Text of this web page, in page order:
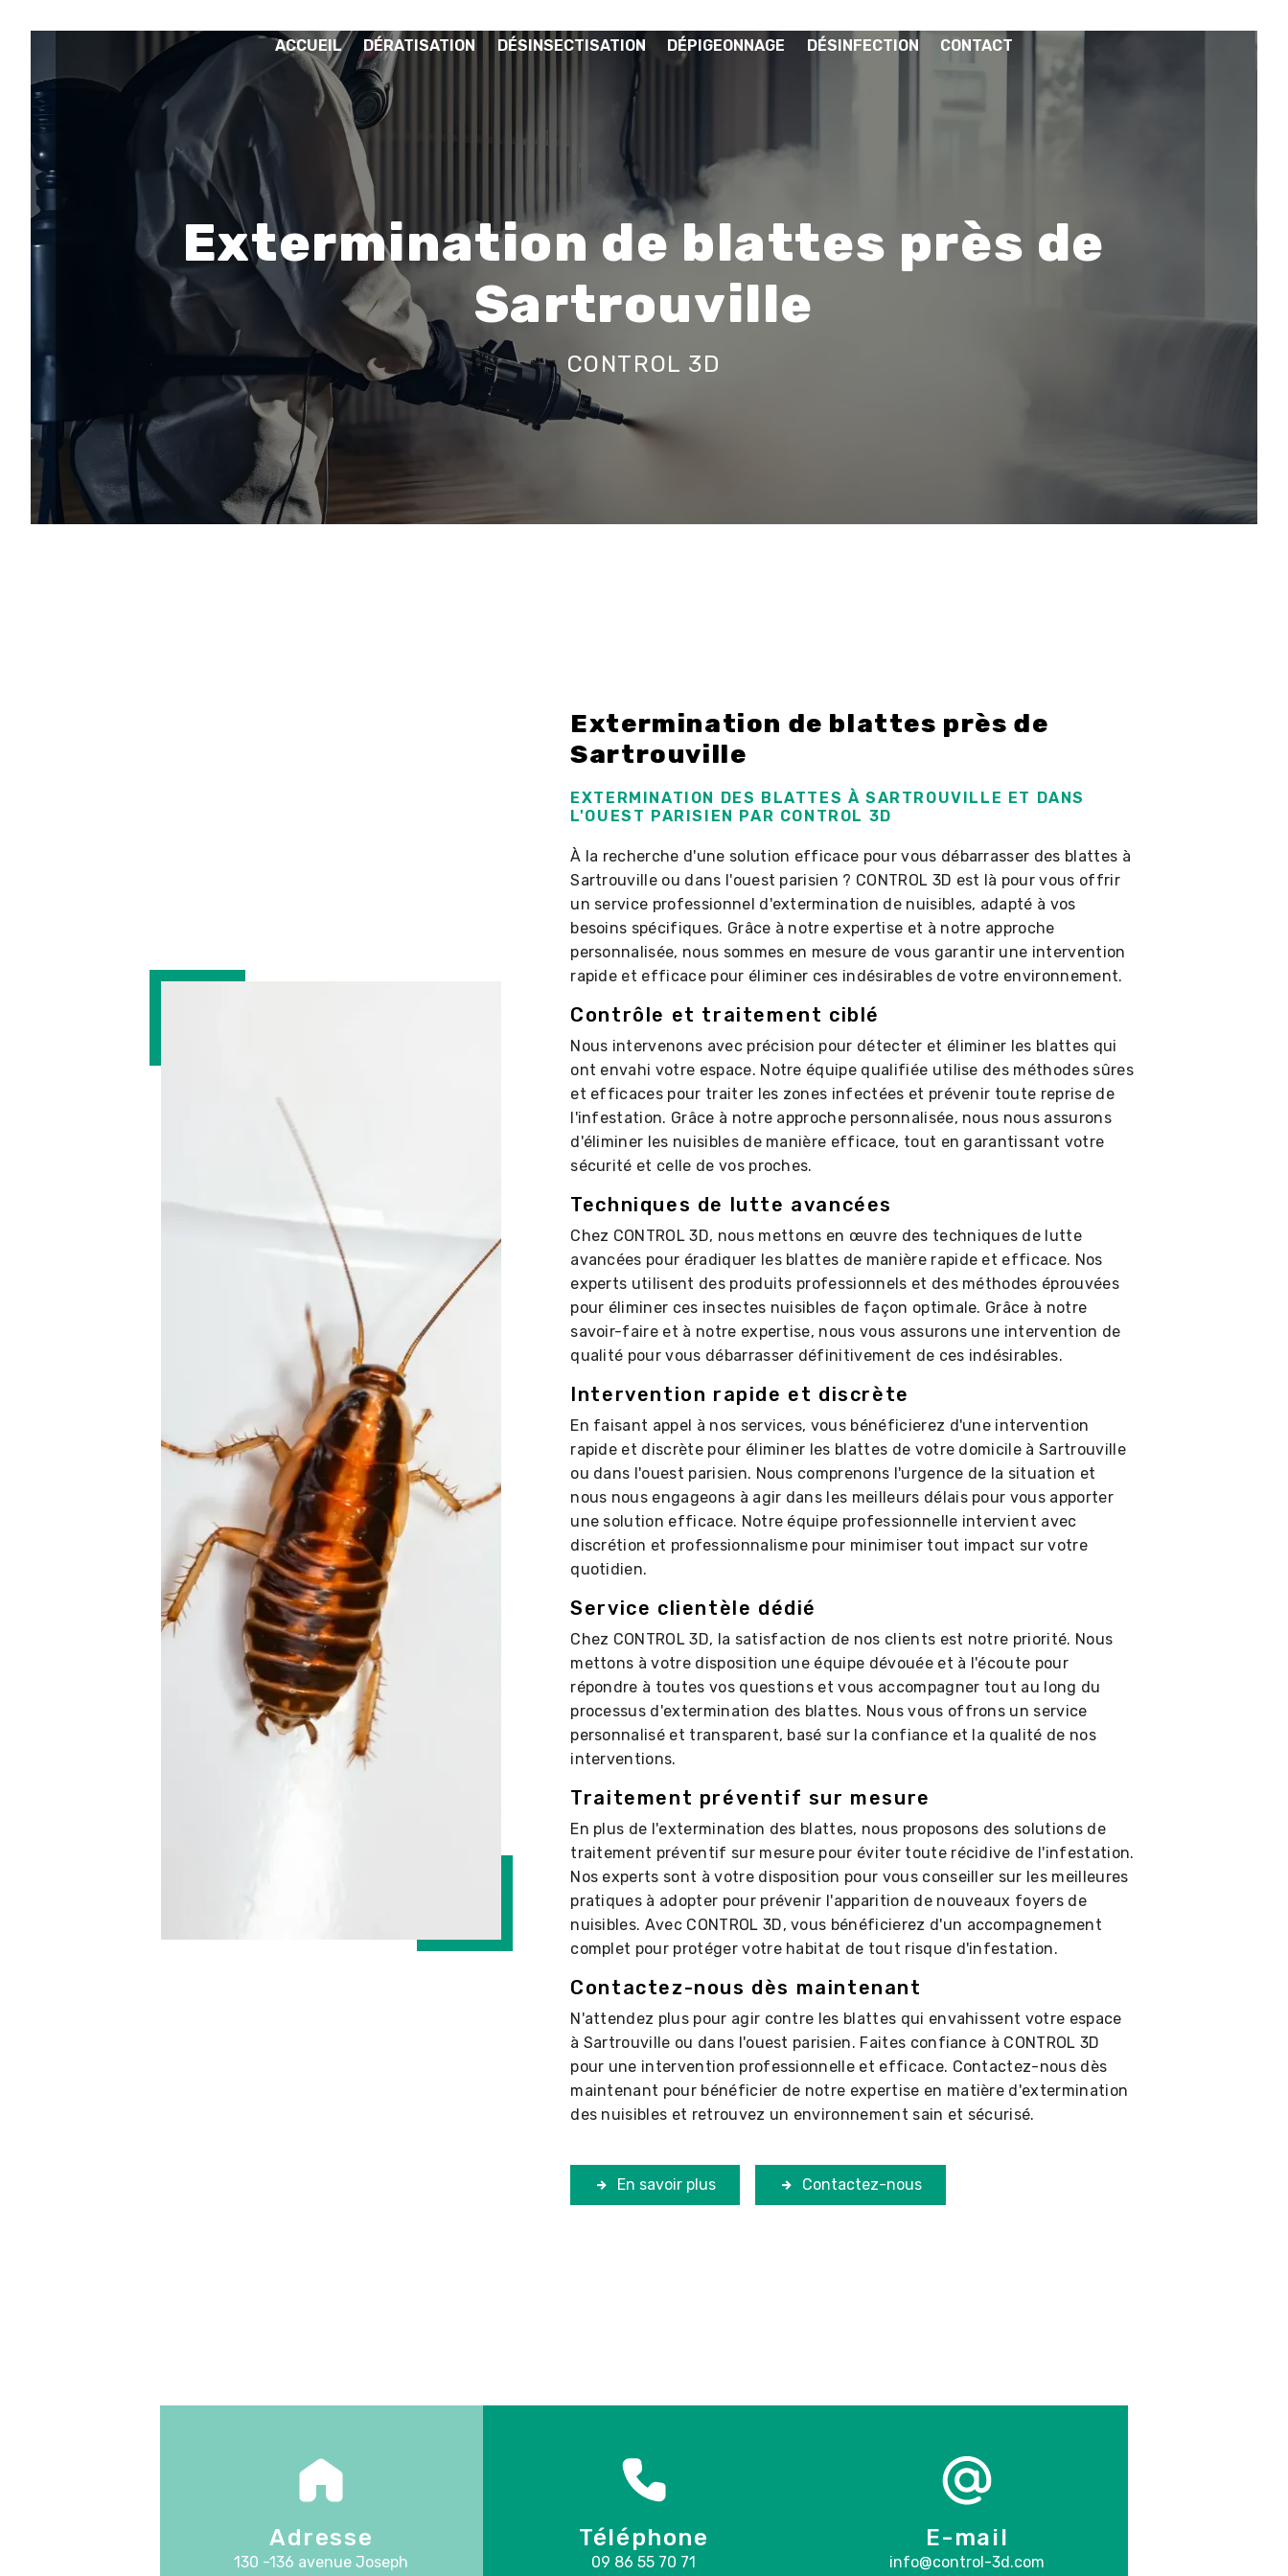
ACCUEIL DÉRATISATION DÉSINSECTISATION DÉPIGEONNAGE DÉSINFECTION CONTACT
Extermination de blattes près de
Sartrouville
CONTROL 3D
Extermination de blattes près de
Sartrouville
EXTERMINATION DES BLATTES À SARTROUVILLE ET DANS
L'OUEST PARISIEN PAR CONTROL 3D
À la recherche d'une solution efficace pour vous débarrasser des blattes à
Sartrouville ou dans l'ouest parisien ? CONTROL 3D est là pour vous offrir
un service professionnel d'extermination de nuisibles, adapté à vos
besoins spécifiques. Grâce à notre expertise et à notre approche
personnalisée, nous sommes en mesure de vous garantir une intervention
rapide et efficace pour éliminer ces indésirables de votre environnement.
Contrôle et traitement ciblé
Nous intervenons avec précision pour détecter et éliminer les blattes qui
ont envahi votre espace. Notre équipe qualifiée utilise des méthodes sûres
et efficaces pour traiter les zones infectées et prévenir toute reprise de
l'infestation. Grâce à notre approche personnalisée, nous nous assurons
d'éliminer les nuisibles de manière efficace, tout en garantissant votre
sécurité et celle de vos proches.
Techniques de lutte avancées
Chez CONTROL 3D, nous mettons en œuvre des techniques de lutte
avancées pour éradiquer les blattes de manière rapide et efficace. Nos
experts utilisent des produits professionnels et des méthodes éprouvées
pour éliminer ces insectes nuisibles de façon optimale. Grâce à notre
savoir-faire et à notre expertise, nous vous assurons une intervention de
qualité pour vous débarrasser définitivement de ces indésirables.
Intervention rapide et discrète
En faisant appel à nos services, vous bénéficierez d'une intervention
rapide et discrète pour éliminer les blattes de votre domicile à Sartrouville
ou dans l'ouest parisien. Nous comprenons l'urgence de la situation et
nous nous engageons à agir dans les meilleurs délais pour vous apporter
une solution efficace. Notre équipe professionnelle intervient avec
discrétion et professionnalisme pour minimiser tout impact sur votre
quotidien.
Service clientèle dédié
Chez CONTROL 3D, la satisfaction de nos clients est notre priorité. Nous
mettons à votre disposition une équipe dévouée et à l'écoute pour
répondre à toutes vos questions et vous accompagner tout au long du
processus d'extermination des blattes. Nous vous offrons un service
personnalisé et transparent, basé sur la confiance et la qualité de nos
interventions.
Traitement préventif sur mesure
En plus de l'extermination des blattes, nous proposons des solutions de
traitement préventif sur mesure pour éviter toute récidive de l'infestation.
Nos experts sont à votre disposition pour vous conseiller sur les meilleures
pratiques à adopter pour prévenir l'apparition de nouveaux foyers de
nuisibles. Avec CONTROL 3D, vous bénéficierez d'un accompagnement
complet pour protéger votre habitat de tout risque d'infestation.
Contactez-nous dès maintenant
N'attendez plus pour agir contre les blattes qui envahissent votre espace
à Sartrouville ou dans l'ouest parisien. Faites confiance à CONTROL 3D
pour une intervention professionnelle et efficace. Contactez-nous dès
maintenant pour bénéficier de notre expertise en matière d'extermination
des nuisibles et retrouvez un environnement sain et sécurisé.
En savoir plus Contactez-nous
Adresse
130 -136 avenue Joseph
Téléphone
09 86 55 70 71
E-mail
info@control-3d.com